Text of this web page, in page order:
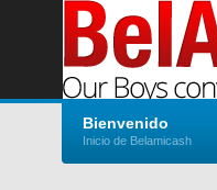
Bienvenido
Inicio de Belamicash